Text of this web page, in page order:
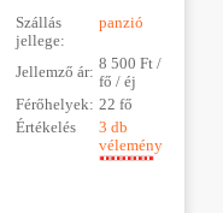
Szállás
jellege:
panzió
Jellemző ár: 8 500 Ft /
fő / éj
Férőhelyek: 22 fő
Értékelés
3 db
vélemény